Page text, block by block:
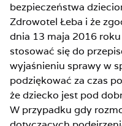
bezpieczeństwa
Zdrowotel Łeba i że
dnia 13 maja 2016
stosować się do
wyjaśnieniu sprawy w
podziękować za czas
że dziecko jest pod
W przypadku gdy